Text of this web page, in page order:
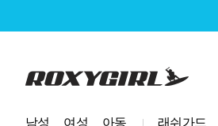
로고
남성 여성 아동 래쉬가드